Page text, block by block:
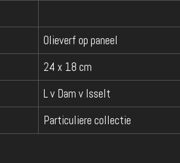
Olieverf op paneel
24 x 18 cm
L v Dam v Isselt
Particuliere collectie